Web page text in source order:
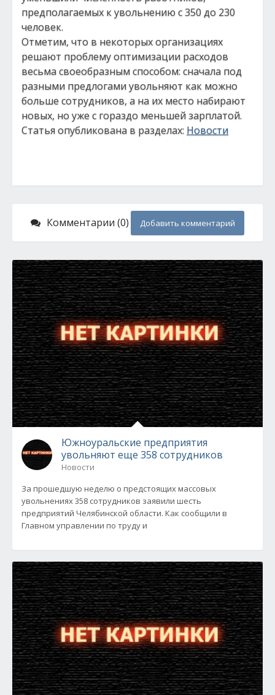
предполагаемых к увольнению с 350 до 230
человек.
Отметим, что в некоторых организациях
решают проблему оптимизации расходов
весьма своеобразным способом: сначала под
разными предлогами увольняют как можно
больше сотрудников, а на их место набирают
новых, но уже с гораздо меньшей зарплатой.
Статья опубликована в разделах: Новости
Комментарии (0) Добавить комментарий
Южноуральские предприятия
увольняют еще 358 сотрудников
Новости
За прошедшую неделю о предстоящих массовых
увольнениях 358 сотрудников заявили шесть
предприятий Челябинской области. Как сообщили в
Главном управлении по труду и